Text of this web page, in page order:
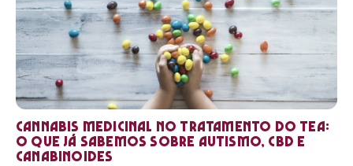
Cannabis medicinal no tratamento do TEA:
o que já sabemos sobre autismo, CBD e
canabinoides